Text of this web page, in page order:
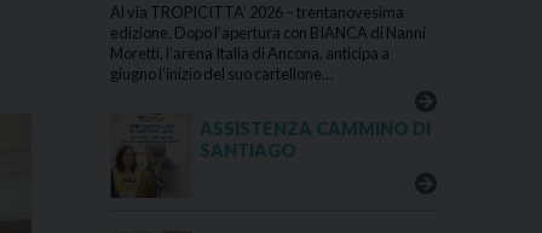
Al via TROPICITTA’ 2026 – trentanovesima
edizione. Dopo l’apertura con BIANCA di Nanni
Moretti, l’arena Italia di Ancona, anticipa a
giugno l’inizio del suo cartellone…
ASSISTENZA CAMMINO DI
SANTIAGO